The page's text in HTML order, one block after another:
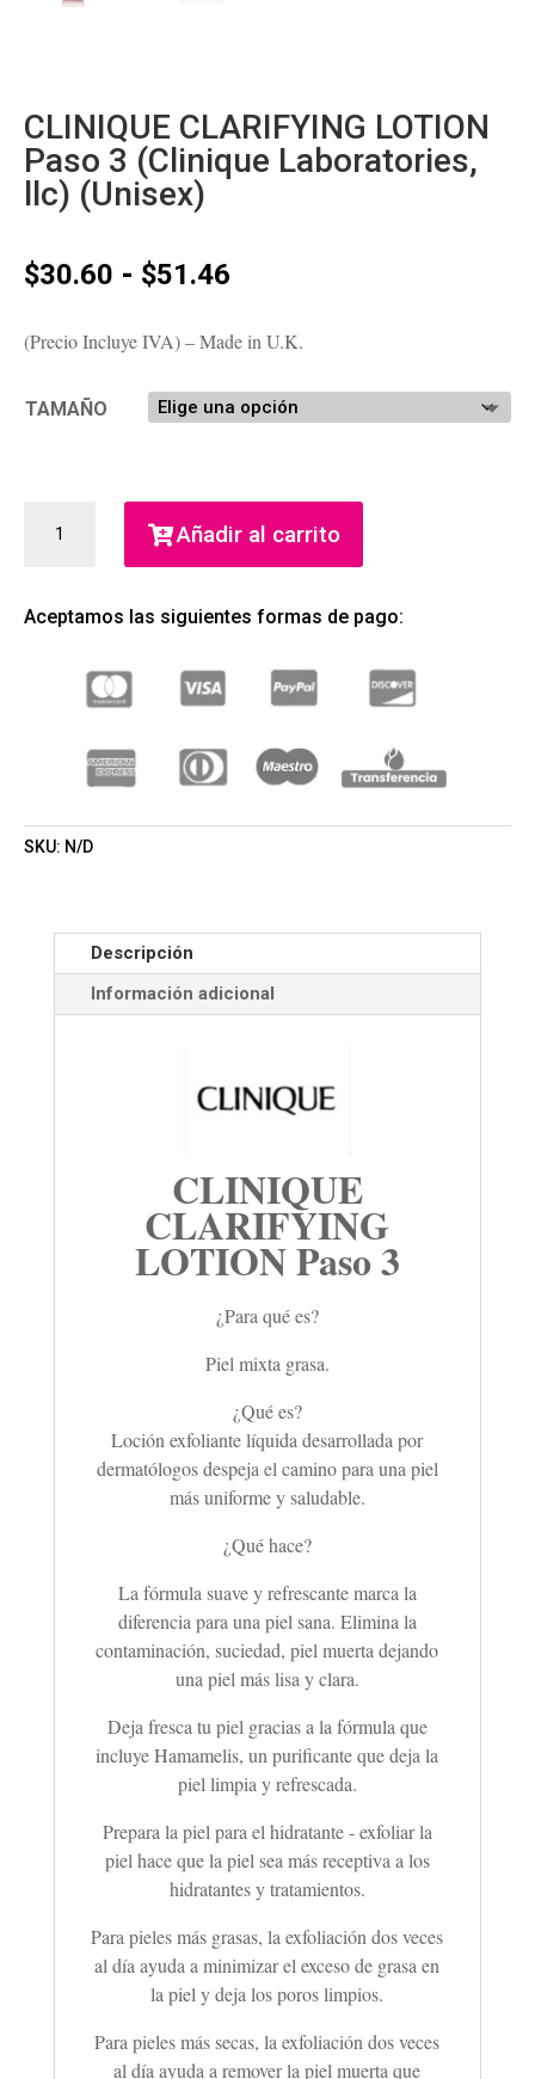
CLINIQUE CLARIFYING LOTION
Paso 3 (Clinique Laboratories,
llc) (Unisex)
$30.60 - $51.46
precios:
desde
$30.60
hasta
$51.46
(Precio Incluye IVA) – Made in U.K.
TAMAÑO
CLARIFYING
3
LABORATORIES,
CANTIDAD
Añadir al carrito
Aceptamos las siguientes formas de pago:
SKU: N/D
Descripción
Información adicional
CLINIQUE
CLARIFYING
LOTION Paso 3
¿Para qué es?
Piel mixta grasa.
¿Qué es?
Loción exfoliante líquida desarrollada por
dermatólogos despeja el camino para una piel
más uniforme y saludable.
¿Qué hace?
La fórmula suave y refrescante marca la
diferencia para una piel sana. Elimina la
contaminación, suciedad, piel muerta dejando
una piel más lisa y clara.
Deja fresca tu piel gracias a la fórmula que
incluye Hamamelis, un purificante que deja la
piel limpia y refrescada.
Prepara la piel para el hidratante - exfoliar la
piel hace que la piel sea más receptiva a los
hidratantes y tratamientos.
Para pieles más grasas, la exfoliación dos veces
al día ayuda a minimizar el exceso de grasa en
la piel y deja los poros limpios.
Para pieles más secas, la exfoliación dos veces
al día ayuda a remover la piel muerta que